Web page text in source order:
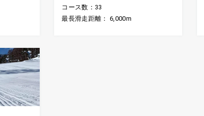
コース数：33
最長滑走距離： 6,000m